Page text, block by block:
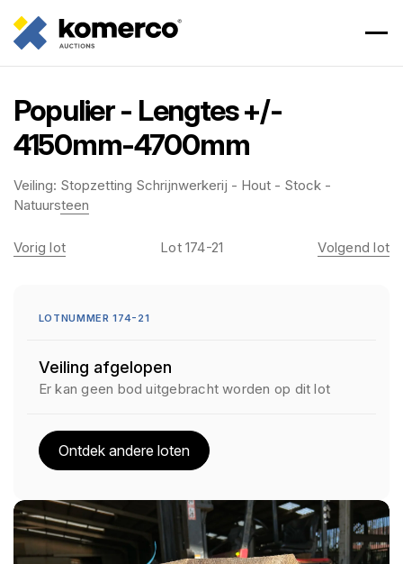
Populier - Lengtes +/-
4150mm-4700mm
Veiling: Stopzetting Schrijnwerkerij - Hout - Stock -
Natuursteen
Vorig lot Lot 174-21 Volgend lot
LOTNUMMER 174-21
Veiling afgelopen
Er kan geen bod uitgebracht worden op dit lot
Ontdek andere loten